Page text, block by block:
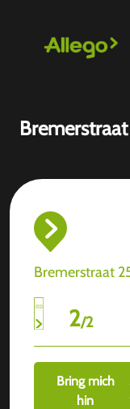
Bremerstraat
2/2
Bring mich
hin